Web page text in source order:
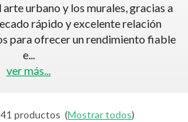
urbano y los murales, gracias a
rápido y excelente relación
para ofrecer un rendimiento fiable
e...
ver más...
productos (Mostrar todos)